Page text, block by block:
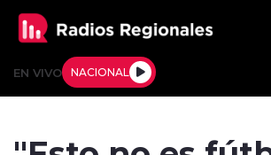
EN VIVO NACIONAL